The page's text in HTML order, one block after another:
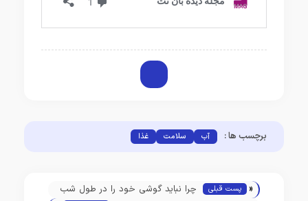
برچسب ها : آب سلامت غذا
« پست قبلی
چرا نباید گوشی خود را در طول شب